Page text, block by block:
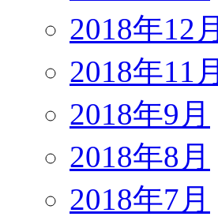
2018年12月
2018年11月
2018年9月
2018年8月
2018年7月